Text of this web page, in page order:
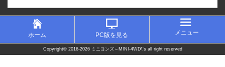
ホーム PC版を見る メニュー
Copyright© 2016-2026 ミニヨンズ～MINI-4WD\'sall right reserved